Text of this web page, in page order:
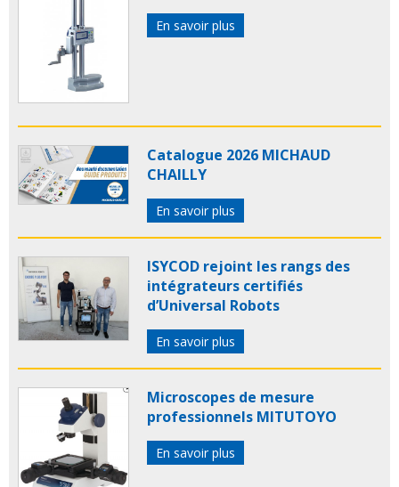
En savoir plus
Catalogue 2026 MICHAUD
CHAILLY
En savoir plus
ISYCOD rejoint les rangs des
intégrateurs certifiés
d’Universal Robots
En savoir plus
Microscopes de mesure
professionnels MITUTOYO
En savoir plus